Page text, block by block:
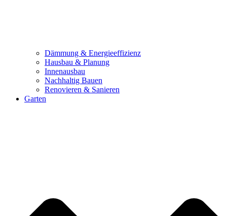
Dämmung & Energieeffizienz
Hausbau & Planung
Innenausbau
Nachhaltig Bauen
Renovieren & Sanieren
Garten